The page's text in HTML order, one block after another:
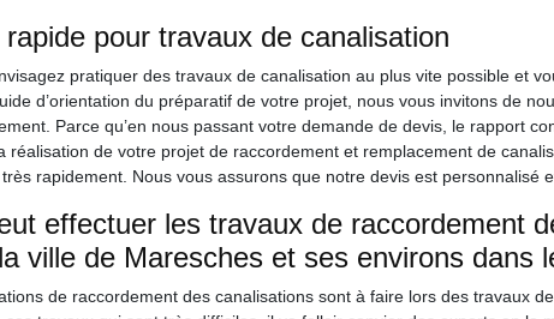
rapide pour travaux de canalisation
pratiquer des travaux de canalisation au plus vite possible et
d’orientation du préparatif de votre projet, nous vous invitons de
Parce qu’en nous passant votre demande de devis, le rapport
réalisation de votre projet de raccordement et remplacement de
rapidement. Nous vous assurons que notre devis est personnalisé
effectuer les travaux de raccordement
ville de Maresches et ses environs dans
de raccordement des canalisations sont à faire lors des travaux